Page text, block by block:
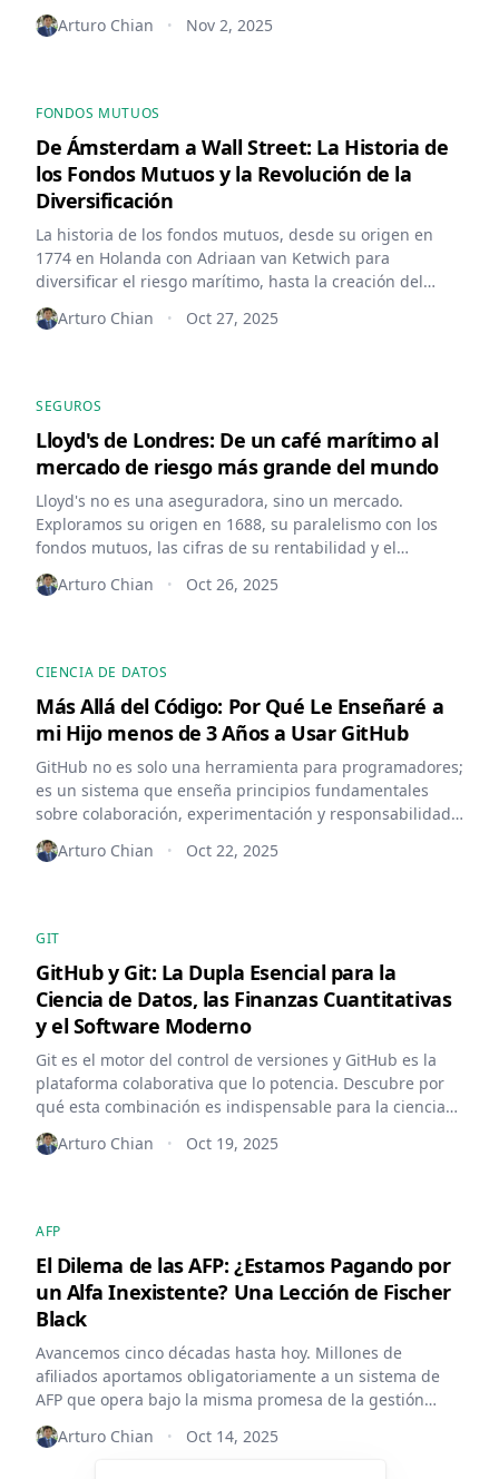
naturales a los mercados de capitales.
Arturo Chian • Nov 2, 2025
FONDOS MUTUOS
De Ámsterdam a Wall Street: La Historia de
los Fondos Mutuos y la Revolución de la
Diversificación
La historia de los fondos mutuos, desde su origen en
1774 en Holanda con Adriaan van Ketwich para
diversificar el riesgo marítimo, hasta la creación del
modelo 'open-end' en EE.UU.
Arturo Chian • Oct 27, 2025
SEGUROS
Lloyd's de Londres: De un café marítimo al
mercado de riesgo más grande del mundo
Lloyd's no es una aseguradora, sino un mercado.
Exploramos su origen en 1688, su paralelismo con los
fondos mutuos, las cifras de su rentabilidad y el
sorprendente regreso de los inversores privados
'Names'.
Arturo Chian • Oct 26, 2025
CIENCIA DE DATOS
Más Allá del Código: Por Qué Le Enseñaré a
mi Hijo menos de 3 Años a Usar GitHub
GitHub no es solo una herramienta para programadores;
es un sistema que enseña principios fundamentales
sobre colaboración, experimentación y responsabilidad.
Exploro por qué esta mentalidad es vital.
Arturo Chian • Oct 22, 2025
GIT
GitHub y Git: La Dupla Esencial para la
Ciencia de Datos, las Finanzas Cuantitativas
y el Software Moderno
Git es el motor del control de versiones y GitHub es la
plataforma colaborativa que lo potencia. Descubre por
qué esta combinación es indispensable para la ciencia
de datos, las finanzas cuantitativas y la ciencia abierta,
incluyendo un caso práctico de análisis de fondos de
Arturo Chian • Oct 19, 2025
AFP
El Dilema de las AFP: ¿Estamos Pagando por
un Alfa Inexistente? Una Lección de Fischer
Black
Avancemos cinco décadas hasta hoy. Millones de
afiliados aportamos obligatoriamente a un sistema de
AFP que opera bajo la misma promesa de la gestión
activa de 1967. Cada mes, se nos deduce una comisión
sobre nuestro sueldo o saldo con la garantía de que
Arturo Chian • Oct 14, 2025